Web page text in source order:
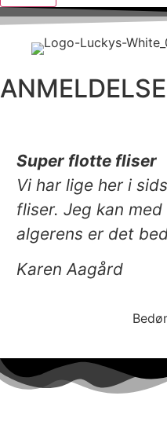
Super flotte fliser
Vi har lige her i
fliser. Jeg kan
algerens er det
Karen Aagård